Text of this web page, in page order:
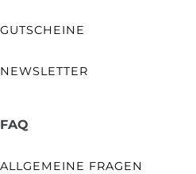
GUTSCHEINE
NEWSLETTER
FAQ
ALLGEMEINE FRAGEN